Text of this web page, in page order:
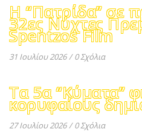
Η “Πατρίδα” σε
32ες Νύχτες
Spentzos Film
31 Ιουλίου 2026 / 0 Σχόλια
Τα 5α “Κύματα”
κορυφαίους
27 Ιουλίου 2026 / 0 Σχόλια